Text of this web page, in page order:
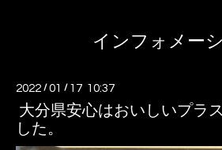
インフォメー
2022 /01 / 17 10:37
大分県安心はおいしいプラ
した。